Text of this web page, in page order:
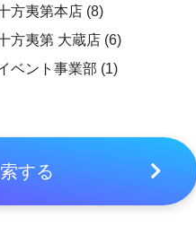
方夷第本店 (8)
方夷第 大蔵店 (6)
ベント事業部 (1)
する